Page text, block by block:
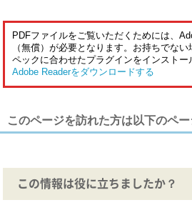
PDFファイルをご覧いただくためには、
（無償）が必要となります。お持ちでな
ペックに合わせたプラグインをインストー
Adobe Readerをダウンロードする
このページを訪れた方は以下のペ
この情報は役に立ちましたか？